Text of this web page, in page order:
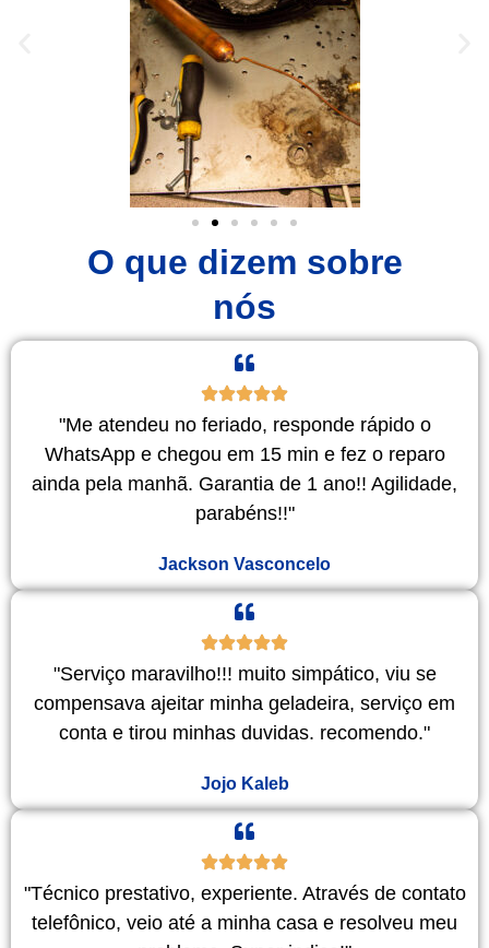
O que dizem sobre
nós
"Me atendeu no feriado, responde rápido o
WhatsApp e chegou em 15 min e fez o reparo
ainda pela manhã. Garantia de 1 ano!! Agilidade,
parabéns!!"
Jackson Vasconcelo
"Serviço maravilho!!! muito simpático, viu se
compensava ajeitar minha geladeira, serviço em
conta e tirou minhas duvidas. recomendo."
Jojo Kaleb
"Técnico prestativo, experiente. Através de contato
telefônico, veio até a minha casa e resolveu meu